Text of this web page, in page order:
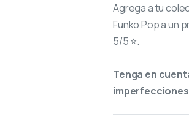
Agrega a tu
Funko Pop a un
5/5 ⭐.
Tenga en